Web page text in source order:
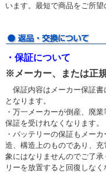
います。最短で商品をご所望
・保証について
※メーカー、または正
保証内容はメーカー保証書
となります。
・万一メーカーが倒産、廃
保証を受けれなくなります。
・バッテリーの保証もメー
造、構造上のものであり、
象にはなりませんのでご了
リーを放置すると回復しな